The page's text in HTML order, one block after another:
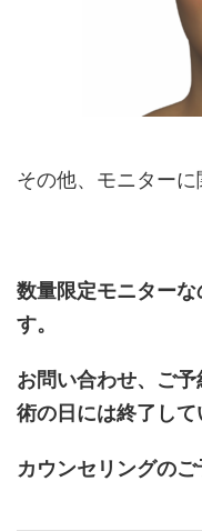
その他、モニター
数量限定モニター
す。
お問い合わせ、ご
術の日には終了して
カウンセリングの